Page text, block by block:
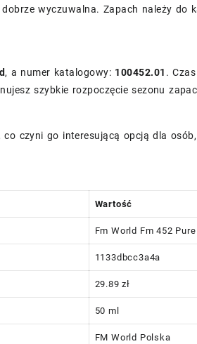
wyczuwalna. Zapach należy
, a numer katalogowy: 100452.01 .
szybkie rozpoczęcie sezonu
, co czyni go interesującą opcją dla
Wartość
Fm World Fm 452
1133dbcc3a4a
29.89 zł
50 ml
FM World Polska